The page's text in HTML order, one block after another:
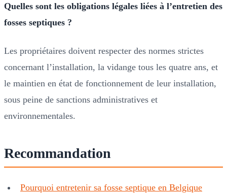
Quelles sont les obligations légales liées à l’entretien des
fosses septiques ?
Les propriétaires doivent respecter des normes strictes
concernant l’installation, la vidange tous les quatre ans, et
le maintien en état de fonctionnement de leur installation,
sous peine de sanctions administratives et
environnementales.
Recommandation
Pourquoi entretenir sa fosse septique en Belgique